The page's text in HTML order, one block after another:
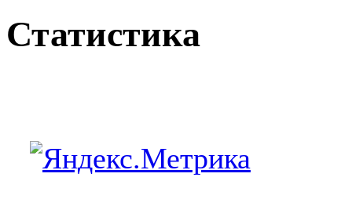
Статистика